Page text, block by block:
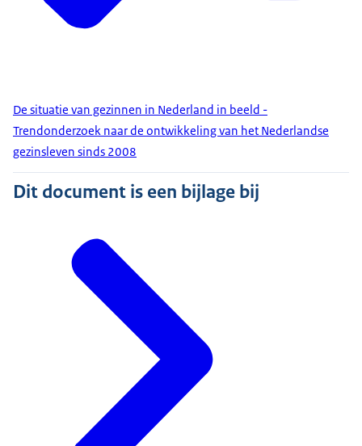
De situatie van gezinnen in Nederland in beeld -
Trendonderzoek naar de ontwikkeling van het Nederlandse
gezinsleven sinds 2008
Dit document is een bijlage bij